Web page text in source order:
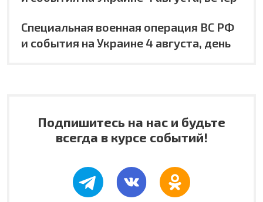
Специальная военная операция ВС РФ
и события на Украине 4 августа, день
Подпишитесь на нас и будьте
всегда в курсе событий!